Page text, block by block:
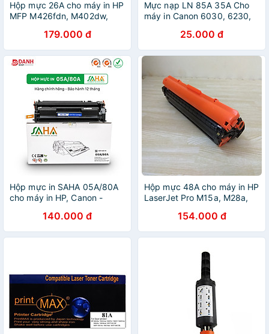
Hộp mực 26A cho máy in HP
MFP M426fdn, M402dw,
179.000 đ
Mực nạp LN 85A 35A Cho
máy in Canon 6030, 6230,
M12A, M15A, M28A - hàng
chính hãng
25.000 đ
Hộp mực in SAHA 05A/80A
cho máy in HP, Canon -
140.000 đ
Hộp mực 48A cho máy in HP
LaserJet Pro M15a, M28a,
154.000 đ